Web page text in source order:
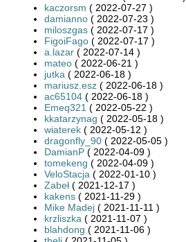
kaczorsm ( 2022-07-27 )
damianno ( 2022-07-23 )
miloszgas ( 2022-07-17 )
FigoiFago ( 2022-07-17 )
a.lazar ( 2022-07-14 )
mateo ( 2022-06-21 )
jutka ( 2022-06-18 )
mariusz.esz ( 2022-06-18 )
ac65104 ( 2022-06-18 )
Emeq321 ( 2022-05-22 )
kkatarzynag ( 2022-05-18 )
wiaterek ( 2022-05-12 )
dragonfly_90 ( 2022-05-05 )
DamianP ( 2022-04-09 )
tomekeng ( 2022-04-09 )
VeloStacja ( 2022-01-10 )
Zabeł ( 2021-12-17 )
kakens ( 2021-11-29 )
Mike Madej ( 2021-11-11 )
krzliszka ( 2021-11-07 )
blahdong ( 2021-11-06 )